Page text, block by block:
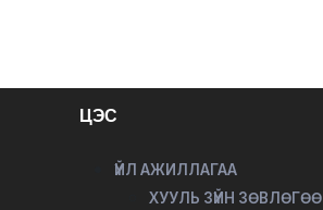
ЦЭС
ҮЙЛ АЖИЛЛАГАА
ХУУЛЬ ЗҮЙН ЗӨВЛӨГӨӨ